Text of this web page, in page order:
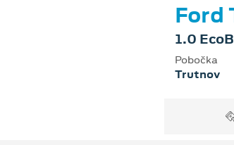
Ford
1.0
Pobočka
Trutnov